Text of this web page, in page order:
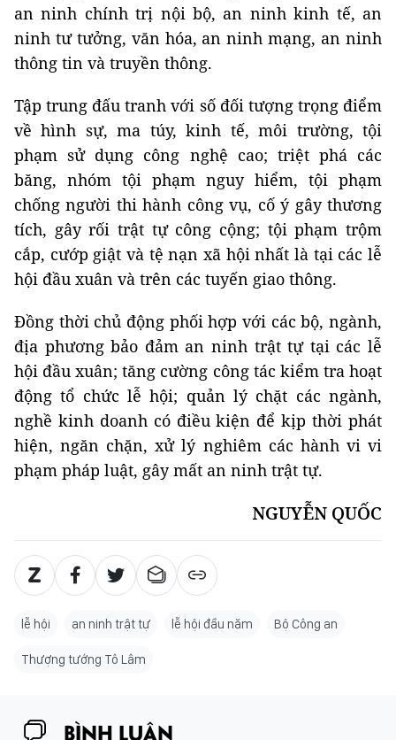
an ninh chính trị nội bộ, an ninh kinh tế, an
ninh tư tưởng, văn hóa, an ninh mạng, an ninh
thông tin và truyền thông.
Tập trung đấu tranh với số đối tượng trọng điểm
về hình sự, ma túy, kinh tế, môi trường, tội
phạm sử dụng công nghệ cao; triệt phá các
băng, nhóm tội phạm nguy hiểm, tội phạm
chống người thi hành công vụ, cố ý gây thương
tích, gây rối trật tự công cộng; tội phạm trộm
cắp, cướp giật và tệ nạn xã hội nhất là tại các lễ
hội đầu xuân và trên các tuyến giao thông.
Đồng thời chủ động phối hợp với các bộ, ngành,
địa phương bảo đảm an ninh trật tự tại các lễ
hội đầu xuân; tăng cường công tác kiểm tra hoạt
động tổ chức lễ hội; quản lý chặt các ngành,
nghề kinh doanh có điều kiện để kịp thời phát
hiện, ngăn chặn, xử lý nghiêm các hành vi vi
phạm pháp luật, gây mất an ninh trật tự.
NGUYỄN QUỐC
lễ hội an ninh trật tự lễ hội đầu năm Bộ Công an
Thượng tướng Tô Lâm
BÌNH LUẬN